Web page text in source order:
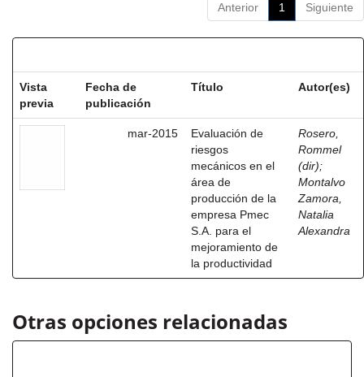
Anterior 1 Siguiente
Vista
previa
Fecha de
publicación
Título Autor(es)
mar-2015
Evaluación de
riesgos
mecánicos en el
área de
producción de la
empresa Pmec
S.A. para el
mejoramiento de
la productividad
Rosero,
Rommel
(dir);
Montalvo
Zamora,
Natalia
Alexandra
Otras opciones relacionadas